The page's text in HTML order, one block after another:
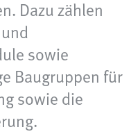
Dazu zählen
sowie
Baugruppen für
sowie die